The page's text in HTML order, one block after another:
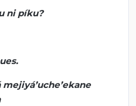
nipíku?
mejiyá’uche’ekane